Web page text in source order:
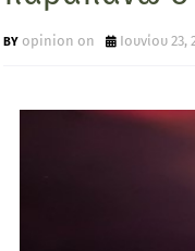
opinion on Ιουνίου 23,